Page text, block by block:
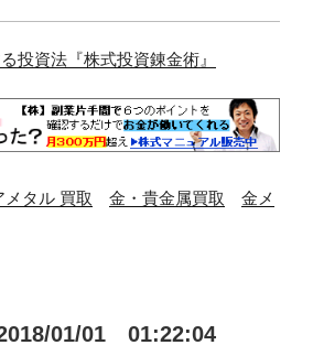
投資法『株式投資錬金術』
メタル 買取 金・貴金属買取
金メ
01/01 01:22:04